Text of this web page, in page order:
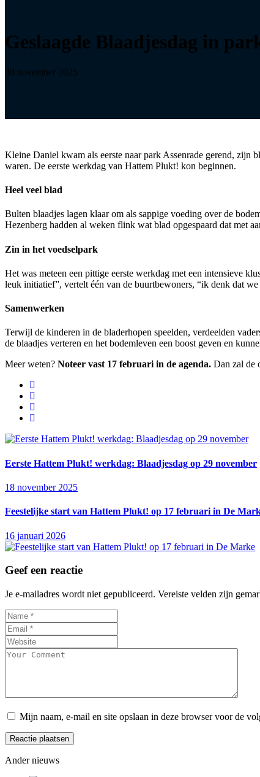
Geslaagde Blaadjesdag in
30 november 2025
Kleine Daniel kwam als eerste naar park Assenrade gerend,
waren. De eerste werkdag van Hattem Plukt! kon beginnen.
Heel veel blad
Bulten blaadjes lagen klaar om als sappige voeding over de
Hezenberg hadden al weken flink wat blad opgespaard dat met
Zin in het voedselpark
Het was meteen een pittige eerste werkdag met een intensieve
leuk initiatief”, vertelt één van de buurtbewoners, “ik denk dat
Samenwerken
Terwijl de kinderen in de bladerhopen speelden, verdeelden
de blaadjes verteren en het bodemleven een boost geven en
Meer weten? Noteer vast 17 februari in de agenda. Dan zal de
Eerste Hattem Plukt! werkdag: Blaadjesdag op 29 november
18 november 2025
Feestelijke start van Hattem Plukt! op 17 februari in De
16 januari 2026
Geef een reactie
Je e-mailadres wordt niet gepubliceerd. Vereiste velden zijn
Mijn naam, e-mail en site opslaan in deze browser voor de
Ander nieuws